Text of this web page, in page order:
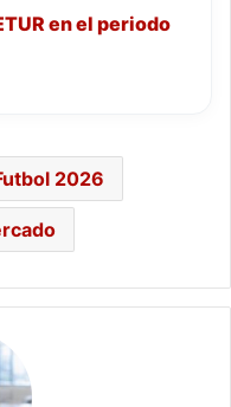
en el periodo
2026